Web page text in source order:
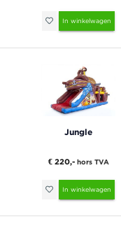
In winkelwagen
Jungle
€ 220,- hors TVA
In winkelwagen